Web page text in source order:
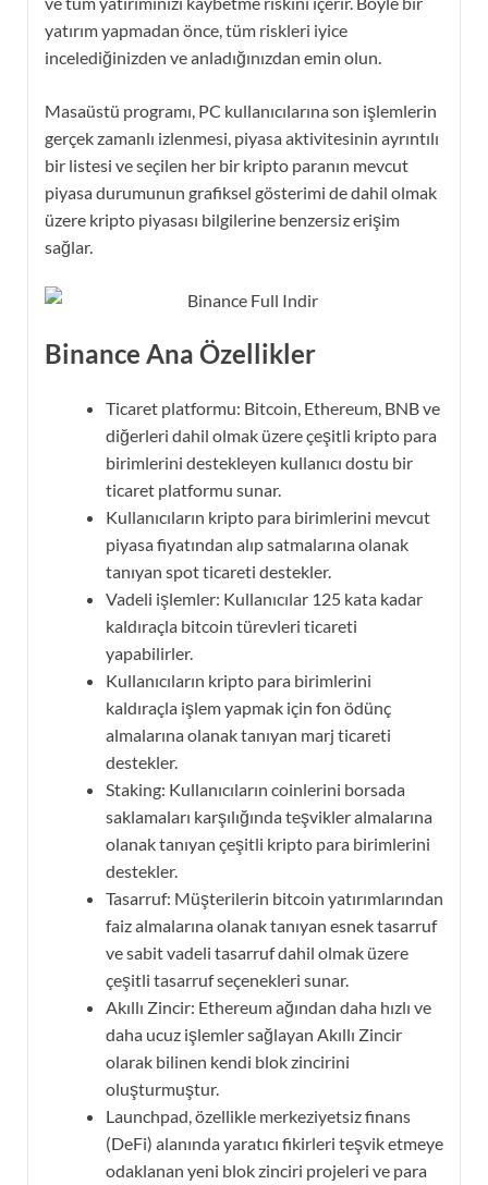
yatırım yapmadan önce, tüm riskleri iyice
incelediğinizden ve anladığınızdan emin olun.
Masaüstü programı, PC kullanıcılarına son işlemlerin
gerçek zamanlı izlenmesi, piyasa aktivitesinin ayrıntılı
bir listesi ve seçilen her bir kripto paranın mevcut
piyasa durumunun grafiksel gösterimi de dahil olmak
üzere kripto piyasası bilgilerine benzersiz erişim
sağlar.
Binance Ana Özellikler
Ticaret platformu: Bitcoin, Ethereum, BNB ve
diğerleri dahil olmak üzere çeşitli kripto para
birimlerini destekleyen kullanıcı dostu bir
ticaret platformu sunar.
Kullanıcıların kripto para birimlerini mevcut
piyasa fiyatından alıp satmalarına olanak
tanıyan spot ticareti destekler.
Vadeli işlemler: Kullanıcılar 125 kata kadar
kaldıraçla bitcoin türevleri ticareti
yapabilirler.
Kullanıcıların kripto para birimlerini
kaldıraçla işlem yapmak için fon ödünç
almalarına olanak tanıyan marj ticareti
destekler.
Staking: Kullanıcıların coinlerini borsada
saklamaları karşılığında teşvikler almalarına
olanak tanıyan çeşitli kripto para birimlerini
destekler.
Tasarruf: Müşterilerin bitcoin yatırımlarından
faiz almalarına olanak tanıyan esnek tasarruf
ve sabit vadeli tasarruf dahil olmak üzere
çeşitli tasarruf seçenekleri sunar.
Akıllı Zincir: Ethereum ağından daha hızlı ve
daha ucuz işlemler sağlayan Akıllı Zincir
olarak bilinen kendi blok zincirini
oluşturmuştur.
Launchpad, özellikle merkeziyetsiz finans
(DeFi) alanında yaratıcı fikirleri teşvik etmeye
odaklanan yeni blok zinciri projeleri ve para